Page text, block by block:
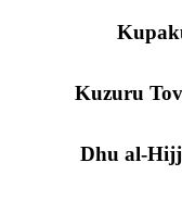
Kuzuru
Dhu al-